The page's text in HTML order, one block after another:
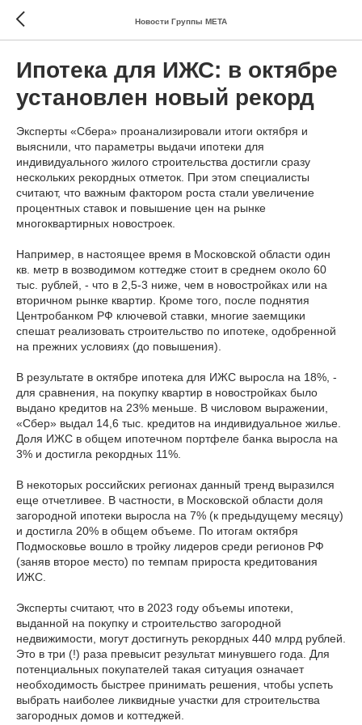
Новости Группы МЕТА
Ипотека для ИЖС: в октябре
установлен новый рекорд
Эксперты «Сбера» проанализировали итоги октября и
выяснили, что параметры выдачи ипотеки для
индивидуального жилого строительства достигли сразу
нескольких рекордных отметок. При этом специалисты
считают, что важным фактором роста стали увеличение
процентных ставок и повышение цен на рынке
многоквартирных новостроек.
Например, в настоящее время в Московской области один
кв. метр в возводимом коттедже стоит в среднем около 60
тыс. рублей, - что в 2,5-3 ниже, чем в новостройках или на
вторичном рынке квартир. Кроме того, после поднятия
Центробанком РФ ключевой ставки, многие заемщики
спешат реализовать строительство по ипотеке, одобренной
на прежних условиях (до повышения).
В результате в октябре ипотека для ИЖС выросла на 18%, -
для сравнения, на покупку квартир в новостройках было
выдано кредитов на 23% меньше. В числовом выражении,
«Сбер» выдал 14,6 тыс. кредитов на индивидуальное жилье.
Доля ИЖС в общем ипотечном портфеле банка выросла на
3% и достигла рекордных 11%.
В некоторых российских регионах данный тренд выразился
еще отчетливее. В частности, в Московской области доля
загородной ипотеки выросла на 7% (к предыдущему месяцу)
и достигла 20% в общем объеме. По итогам октября
Подмосковье вошло в тройку лидеров среди регионов РФ
(заняв второе место) по темпам прироста кредитования
ИЖС.
Эксперты считают, что в 2023 году объемы ипотеки,
выданной на покупку и строительство загородной
недвижимости, могут достигнуть рекордных 440 млрд рублей.
Это в три (!) раза превысит результат минувшего года. Для
потенциальных покупателей такая ситуация означает
необходимость быстрее принимать решения, чтобы успеть
выбрать наиболее ликвидные участки для строительства
загородных домов и коттеджей.